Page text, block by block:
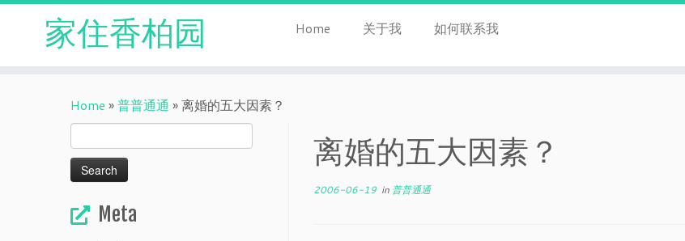
家住香柏园 Home 关于我 如何联系我
Home »普普通通 »离婚的五大因素？
for:
Meta
离婚的五大因素？
2006-06-19 in 普普通通